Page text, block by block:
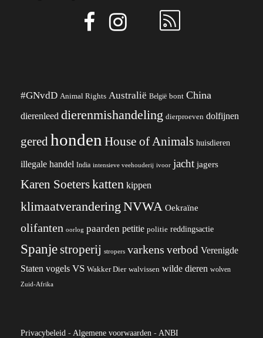
#GNvdD Animal Rights Australië België bont China
dierenleed dierenmishandeling dierproeven dolfijnen
geredhonden House of Animals huisdieren
illegale handel India intensieve veehouderij ivoor jacht jagers
Karen Soeterskatten kippen
klimaatverandering NVWA Oekraïne
olifanten oorlog paarden petitie politie reddingsactie
Spanjestroperij stropers varkens verbod Verenigde
Staten vogels VS Wakker Dier walvissen wilde dieren wolven
Zuid-Afrika
Privacybeleid - Algemene voorwaarden - ANBI